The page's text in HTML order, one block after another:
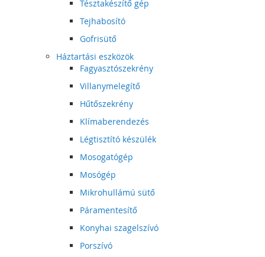
Tésztakészítő gép
Tejhabosító
Gofrisütő
Háztartási eszközök
Fagyasztószekrény
Villanymelegítő
Hűtőszekrény
Klímaberendezés
Légtisztító készülék
Mosogatógép
Mosógép
Mikrohullámú sütő
Páramentesítő
Konyhai szagelszívó
Porszívó